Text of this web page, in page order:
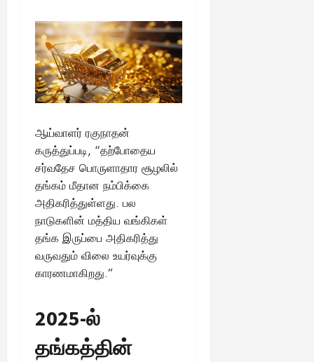
ஆய்வாளர் ரகுநாதன்
கருத்துப்படி, “தற்போதைய
சர்வதேச பொருளாதார சூழலில்
தங்கம் மீதான நம்பிக்கை
அதிகரித்துள்ளது. பல
நாடுகளின் மத்திய வங்கிகள்
தங்க இருப்பை அதிகரித்து
வருவதும் விலை உயர்வுக்கு
காரணமாகிறது.”
2025-ல்
தங்கத்தின்